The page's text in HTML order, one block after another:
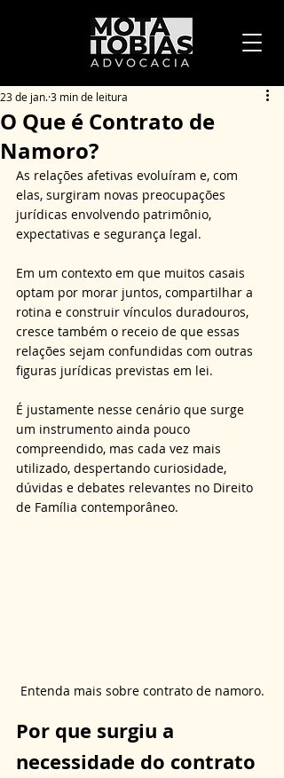
O Que é Contrato de
Namoro?
23 de jan.3 min de leitura
As relações afetivas evoluíram e, com
elas, surgiram novas preocupações
jurídicas envolvendo patrimônio,
expectativas e segurança legal.
Em um contexto em que muitos casais
optam por morar juntos, compartilhar a
rotina e construir vínculos duradouros,
cresce também o receio de que essas
relações sejam confundidas com outras
figuras jurídicas previstas em lei.
É justamente nesse cenário que surge
um instrumento ainda pouco
compreendido, mas cada vez mais
utilizado, despertando curiosidade,
dúvidas e debates relevantes no Direito
de Família contemporâneo.
Entenda mais sobre contrato de namoro.
Por que surgiu a
necessidade do contrato